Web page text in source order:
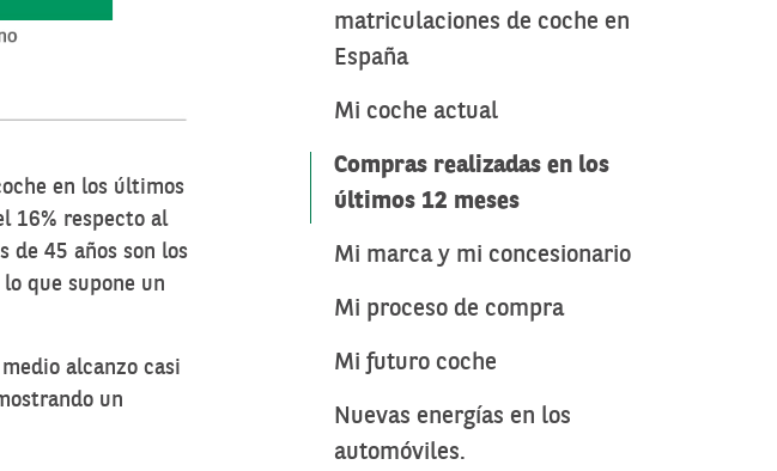
en los últimos
16% respecto al
de 45 años son los
que supone un
alcanzo casi
un
matriculaciones de coche en
España
Mi coche actual
Compras realizadas en los
últimos 12 meses
Mi marca y mi concesionario
Mi proceso de compra
Mi futuro coche
Nuevas energías en los
automóviles.